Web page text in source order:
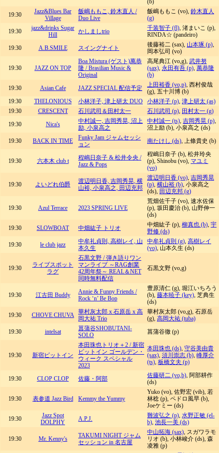
(b)
19:30
Jazz&Blues Bar
Village
飯嶋ももこ, 鈴木直人 /
Duo Live
飯嶋ももこ (vo), 鈴木直人
(g)
19:30
jazz&drinks Sugar
Hill
かしましtrio 千装智子 (fl), 渚まいこ (p),
RINDA☆ (pandeiro)
19:30
A.B.SMILE スイングナイト 後藤裕二 (sax), 山本琢 (p),
岡本弘司 (vo)
19:30 JAZZ ON TOP
Boa Mistura (ゲスト)萬恭
隆 / Brasilian Music &
Original
高尾典江 (vo,g), 武井努
(sax), 永田有吾 (p), 萬恭隆
(b)
19:30
Asian Cafe JAZZ SPECIAL 配信予定 上田裕香 (vo,p), 西村俊哉
(g), 五十川博 (b)
19:30
THELONIOUS 小林洋子, 津上研太 DUO 小林洋子 (p), 津上研太 (as)
19:30
CRESCENT 石川武司＆田村太一 石川武司 (p), 田村太一 (g)
19:30
Nica's
中村誠一, 吉岡秀晃, 沼上
励, 小泉高之
中村誠一 (ts), 吉岡秀晃 (p),
沼上励 (b), 小泉高之 (ds)
19:30
BACK IN TIME
Funky Jam ジャムセッシ
ョン
南たけし (ds), 上條貴史 (b)
19:30 六本木 club t
程嶋日奈子 & 松井令央 /
Jazz & Pops
程嶋日奈子 (b), 松井玲央
(p), Shinobu (vo), マユミ
(vo)
19:30 よいどれ伯爵
渡辺明日香, 吉岡秀晃, 横
山裕, 小泉高之, 田辺充邦
渡辺明日香 (vo), 吉岡秀晃
(p), 横山裕 (b), 小泉高之
(ds), 田辺充邦 (g)
19:30 Azul Terrace 2023 SPRING LIVE
荒畑佐千子 (vo), 速水佐保
(p), 坂田慶治 (b), 山野伸一
(ds)
19:30
SLOWBOAT 中畑紘子 トリオ 中畑紘子 (p), 柳真也 (b), 宇
野修 (ds)
19:30
le club jazz
中牟礼貞則, 高樹レイ, 山
本久生
中牟礼貞則 (g), 高樹レイ
(vo), 山本久生 (ds)
19:30
ライブスポット
ラグ
石黒文野 / 弾き語りワン
マンライブ ～RAG創業
42周年祭～ REAL＆NET
同時無料配信
石黒文野 (vo,g)
19:30 江古田 Buddy
Annie & Funny Friends /
Rock ‘n’ Be Bop
豊原清仁 (g), 堀江いちろう
(b), 藤本暁子 (key), 芝典生
(ds)
19:30
CHOVE CHUVA
華村灰太郎 x 石原岳 x 高
岡大祐 Trio
華村灰太郎 (vo,g), 石原岳
(g), 高岡大祐 (tuba)
19:30
intelsat
菖蒲谷SHOBUTANI-
SOLO
菖蒲谷徹 (p)
19:30 新宿ピットイン
本田珠也トリオ＋2 / 新宿
ピットイン ゴールデン・
ウィーク スペシャル
2023
本田珠也 (ds), 守谷美由貴
(sax), 須川崇志 (b), 峰厚介
(ts), 板橋文夫 (p)
19:30 CLOP CLOP 佐藤・阿部 佐藤研二 (vo,b), 阿部耕作
(ds)
19:30 表参道 Jazz Bird Kemmy the Yummy
Yuko (vo), 佐野宏 (vib), 若
林稔 (p), ペドロ風早 (b),
Joeケミー (ds)
19:30
Jazz Spot
DOLPHY
A.P.J. 難波弘之 (p), 水野正敏 (el-
b), 池長一美 (ds)
19:30 Mr. Kenny's
TAKUMI NIGHT ジャム
セッション in 名古屋
中山拓海 (sax), スガワラモ
リオ (b), 小林峻介 (ds), 森
凌雅 (p)